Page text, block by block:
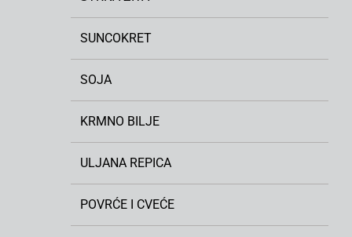
SUNCOKRET
SOJA
KRMNO BILJE
ULJANA REPICA
POVRĆE I CVEĆE